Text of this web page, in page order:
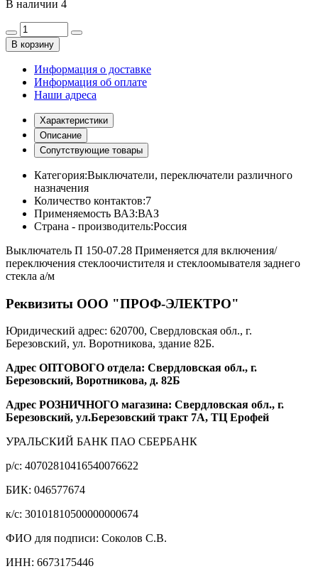
В наличии 4
В корзину
Информация о доставке
Информация об оплате
Наши адреса
Характеристики
Описание
Сопутствующие товары
Категория:Выключатели, переключатели различного
назначения
Количество контактов:7
Применяемость ВАЗ:ВАЗ
Страна - производитель:Россия
Выключатель П 150-07.28 Применяется для включения/
переключения стеклоочистителя и стеклоомывателя заднего
стекла а/м
Реквизиты ООО "ПРОФ-ЭЛЕКТРО"
Юридический адрес: 620700, Свердловская обл., г.
Березовский, ул. Воротникова, здание 82Б.
Адрес ОПТОВОГО отдела: Свердловская обл., г.
Березовский, Воротникова, д. 82Б
Адрес РОЗНИЧНОГО магазина: Свердловская обл., г.
Березовский, ул.Березовский тракт 7А, ТЦ Ерофей
УРАЛЬСКИЙ БАНК ПАО СБЕРБАНК
р/c: 40702810416540076622
БИК: 046577674
к/c: 30101810500000000674
ФИО для подписи: Соколов С.В.
ИНН: 6673175446